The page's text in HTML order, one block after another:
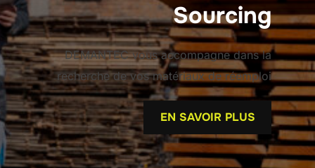
Sourcing
DEMANTEC vous accompagne dans la
recherche de vos matériaux de réemploi
EN SAVOIR PLUS